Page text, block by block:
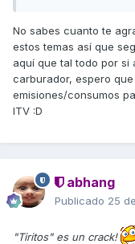
sentido se
intentar que se
bajar el ralentí al
mezcla siempre en
se acelere el motor,
regulación ya no
continuación
Un saludo
No sabes cuanto te
estos temas así que
aquí que tal todo por si
carburador, espero
emisiones/consumos
ITV :D
abhang
Publicado 25
"Tiritos" es un crack!